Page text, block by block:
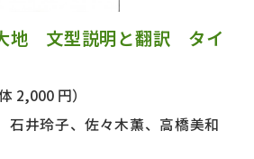
地 文型説明と翻訳 タイ
2,000 円）
石井玲子、佐々木薫、高橋美和